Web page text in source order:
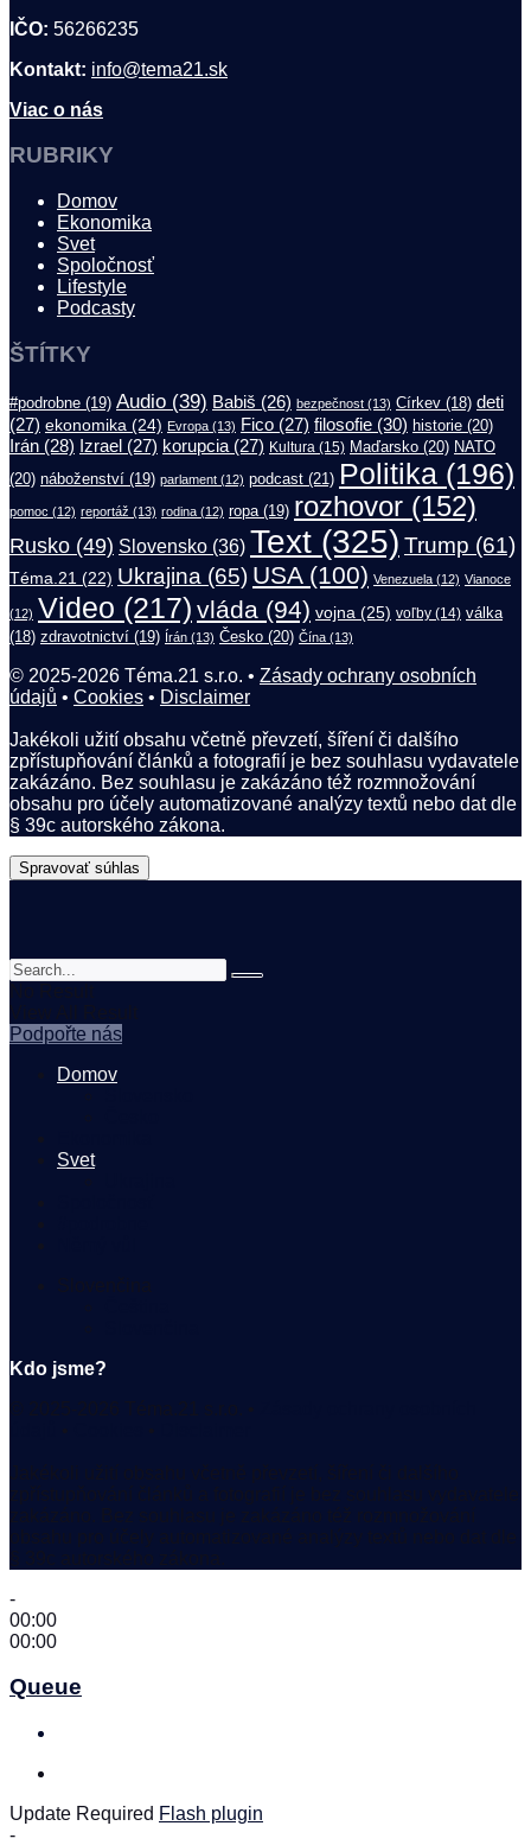
IČO: 56266235
Kontakt: info@tema21.sk
Viac o nás
RUBRIKY
Domov
Ekonomika
Svet
Spoločnosť
Lifestyle
Podcasty
ŠTÍTKY
#podrobne (19) Audio (39) Babiš (26) bezpečnost (13) Církev (18) deti
(27) ekonomika (24) Evropa (13) Fico (27) filosofie (30) historie (20)
Irán (28) Izrael (27) korupcia (27) Kultura (15) Maďarsko (20) NATO
(20) náboženství (19) parlament (12) podcast (21) Politika (196)
pomoc (12) reportáž (13) rodina (12) ropa (19) rozhovor (152)
Rusko (49) Slovensko (36) Text (325) Trump (61)
Téma.21 (22) Ukrajina (65) USA(100) Venezuela (12) Vianoce
(12) Video (217) vláda (94) vojna (25) voľby (14) válka
(18) zdravotnictví (19) Írán (13) Česko (20) Čína (13)
© 2025-2026 Téma.21 s.r.o. • Zásady ochrany osobních
údajů • Cookies • Disclaimer
Jakékoli užití obsahu včetně převzetí, šíření či dalšího
zpřístupňování článků a fotografií je bez souhlasu vydavatele
zakázáno. Bez souhlasu je zakázáno též rozmnožování
obsahu pro účely automatizované analýzy textů nebo dat dle
§ 39c autorského zákona.
Spravovať súhlas
Podpořte nás
Domov
Svet
Kdo jsme?
-
00:00
00:00
Queue
Update Required Flash plugin
-